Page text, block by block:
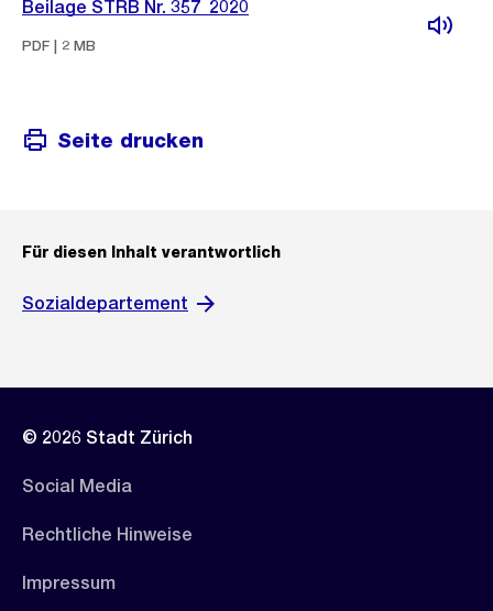
Beilage STRB Nr. 357_2020
PDF | 2 MB
Seite drucken
Für diesen Inhalt verantwortlich
Sozialdepartement
© 2026 Stadt Zürich
Social Media
Rechtliche Hinweise
Impressum